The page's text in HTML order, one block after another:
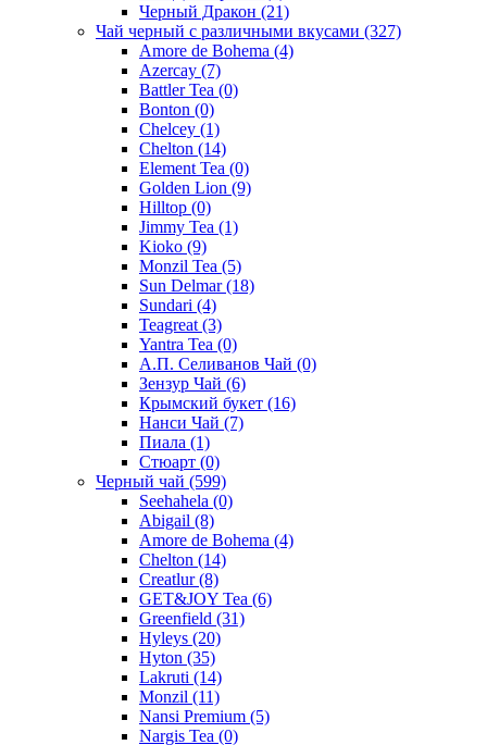
Черный Дракон (21)
Чай черный с различными вкусами (327)
Amore de Bohema (4)
Azercay (7)
Battler Tea (0)
Bonton (0)
Chelcey (1)
Chelton (14)
Element Tea (0)
Golden Lion (9)
Hilltop (0)
Jimmy Tea (1)
Kioko (9)
Monzil Tea (5)
Sun Delmar(18)
Sundari (4)
Teagreat (3)
Yantra Tea (0)
А.П. Селиванов Чай (0)
Зензур Чай (6)
Крымский букет (16)
Нанси Чай (7)
Пиала (1)
Стюарт (0)
Черный чай (599)
Seehahela (0)
Abigail (8)
Amore de Bohema (4)
Chelton (14)
Creatlur(8)
GET&JOY Tea (6)
Greenfield (31)
Hyleys (20)
Hyton (35)
Lakruti (14)
Monzil (11)
Nansi Premium (5)
Nargis Tea (0)